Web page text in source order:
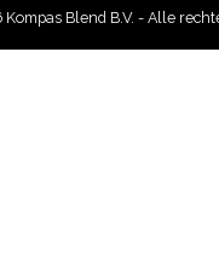
Blend B.V. - Alle